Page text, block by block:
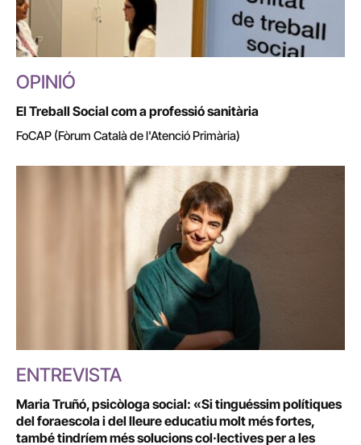
OPINIÓ
El Treball Social com a professió sanitària
FoCAP (Fòrum Català de l'Atenció Primària)
ENTREVISTA
Maria Truñó, psicòloga social: «Si tinguéssim polítiques
del foraescola i del lleure educatiu molt més fortes,
també tindríem més solucions col·lectives per a les